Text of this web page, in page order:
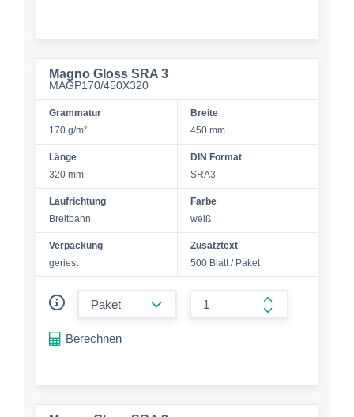
Magno Gloss SRA 3
MAGP170/450X320
Grammatur
170 g/m²
Breite
450 mm
Länge
320 mm
DIN Format
SRA3
Laufrichtung
Breitbahn
Farbe
weiß
Verpackung
geriest
Zusatztext
500 Blatt / Paket
form.increase-
Berechnen